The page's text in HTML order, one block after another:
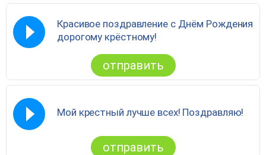
Красивое поздравление с Днём Рождения
дорогому крёстному!
отправить
Мой крестный лучше всех! Поздравляю!
отправить